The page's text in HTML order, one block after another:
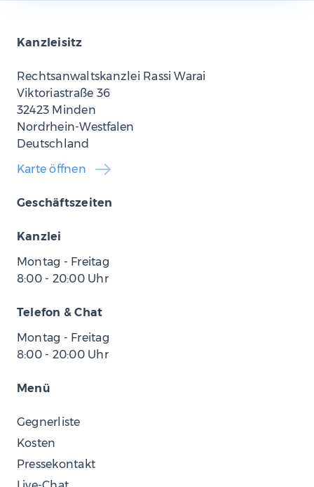
Kanzleisitz
Rechtsanwaltskanzlei Rassi Warai
Viktoriastraße 36
32423 Minden
Nordrhein-Westfalen
Deutschland
Karte öffnen
Geschäftszeiten
Kanzlei
Montag - Freitag
8:00- 20:00Uhr
Telefon & Chat
Montag - Freitag
8:00- 20:00Uhr
Menü
Gegnerliste
Kosten
Pressekontakt